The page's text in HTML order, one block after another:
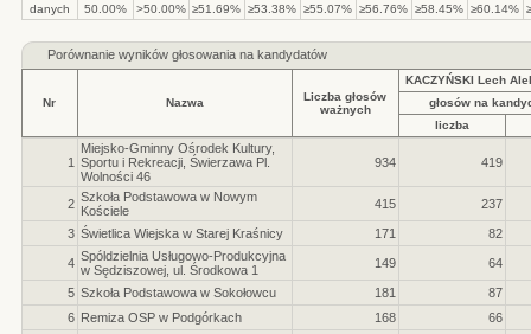
danych 50.00% >50.00% ≥51.69% ≥53.38% ≥55.07% ≥56.76% ≥58.45% ≥60.14%
Porównanie wyników głosowania na kandydatów
Nr Nazwa
Liczba głosów
ważnych
KACZYŃSKI Lech
głosów na
liczba
1
Miejsko-Gminny Ośrodek Kultury,
Sportu i Rekreacji, Świerzawa Pl.
Wolności 46
934 419
2 Szkoła Podstawowa w Nowym
Kościele
415 237
3 Świetlica Wiejska w Starej Kraśnicy 171 82
4 Spóldzielnia Usługowo-Produkcyjna
w Sędziszowej, ul. Środkowa 1
149 64
5 Szkoła Podstawowa w Sokołowcu 181
87
6 Remiza OSP w Podgórkach 168
66